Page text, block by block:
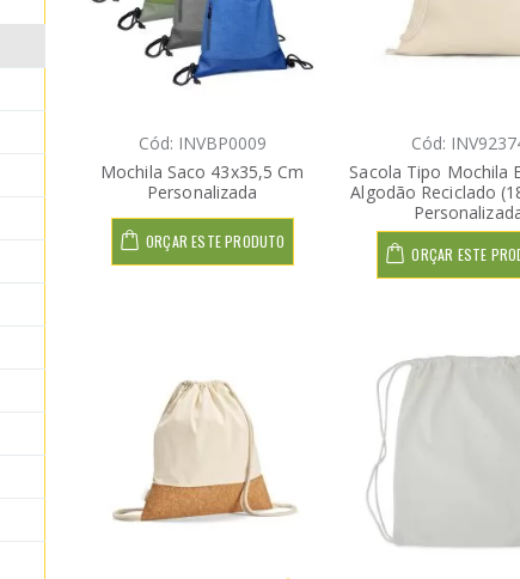
Cód: INVBP0009
Mochila Saco 43x35,5 Cm
Personalizada
ORÇAR ESTE PRODUTO
Cód:
Sacola Tipo Mochila
Algodão Reciclado
ORÇAR ESTE